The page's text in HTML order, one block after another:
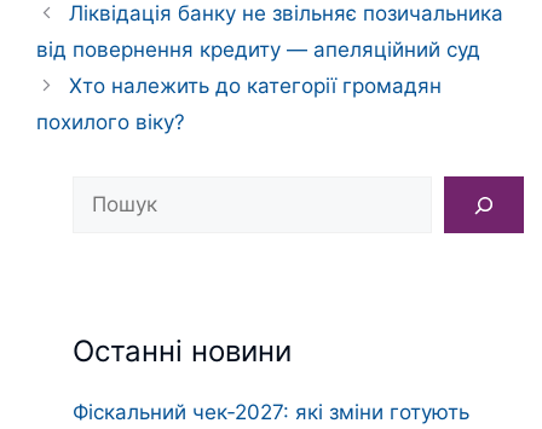
Ліквідація банку не звільняє позичальника
від повернення кредиту — апеляційний суд
Хто належить до категорії громадян
похилого віку?
Пошук
Останні новини
Фіскальний чек‑2027: які зміни готують